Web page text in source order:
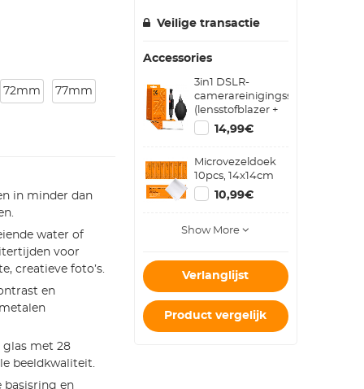
72mm 77mm
in minder dan
water of
voor
creatieve foto’s.
en
glas met 28
beeldkwaliteit.
basisring en
Veilige transactie
Accessories
3in1 DSLR-
camerareinigingsset
(lensstofblazer +
reinigingspen +
macrovezelreinigingsdoekje)
14,99€
Microvezeldoek
10pcs, 14x14cm
10,99€
Show More
Verlanglijst
Product vergelijk